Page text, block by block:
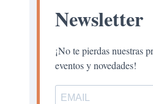
Newsletter
¡No te pierdas nuestras
eventos y novedades!